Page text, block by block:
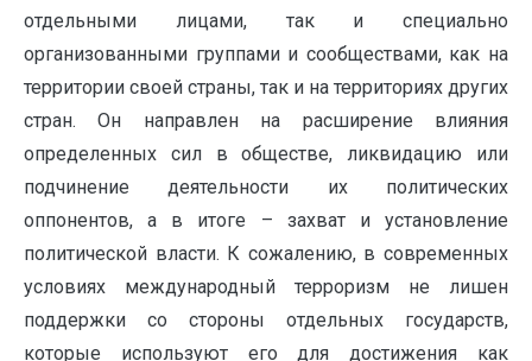
отдельными лицами, так и специально
организованными группами и сообществами, как на
территории своей страны, так и на территориях других
стран. Он направлен на расширение влияния
определенных сил в обществе, ликвидацию или
подчинение деятельности их политических
оппонентов, а в итоге – захват и установление
политической власти. К сожалению, в современных
условиях международный терроризм не лишен
поддержки со стороны отдельных государств,
которые используют его для достижения как